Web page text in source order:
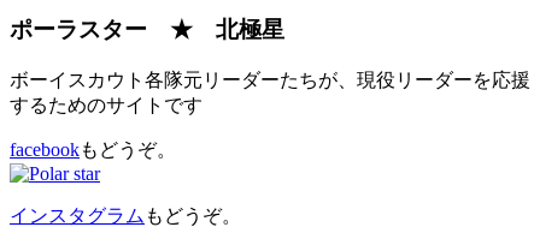
ポーラスター ★ 北極星
ボーイスカウト各隊元リーダーたちが、現役リーダーを応援
するためのサイトです
facebookもどうぞ。
インスタグラム もどうぞ。